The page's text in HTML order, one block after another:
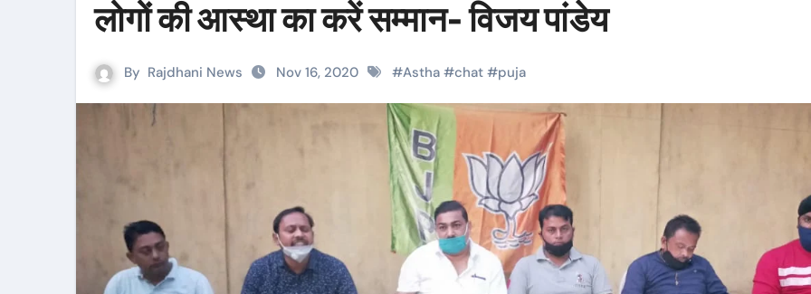
लोगों की आस्था का करें सम्मान- विजय पांडेय
By Rajdhani News Nov 16, 2020 #Astha #chat #puja